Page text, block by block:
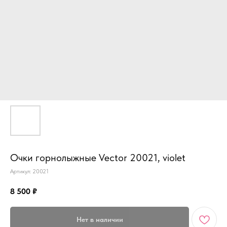
Очки горнолыжные Vector 20021, violet
Артикул: 20021
8 500 ₽
Нет в наличии